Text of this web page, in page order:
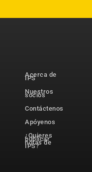
Acerca de
IPS
Nuestros
socios
Contáctenos
Apóyenos
¿Quieres
publicar
notas de
IPS?